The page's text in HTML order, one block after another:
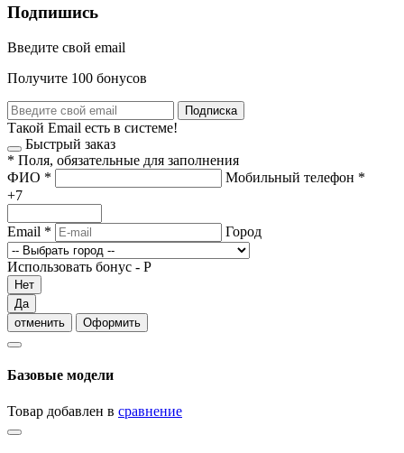
Подпишись
Введите свой email
Получите 100 бонусов
Подписка
Такой Email есть в системе!
Быстрый заказ
* Поля, обязательные для заполнения
ФИО * Мобильный телефон *
+7
Email * Город
Использовать бонус - Р
Нет
Да
отменить
Оформить
Базовые модели
Товар добавлен в сравнение